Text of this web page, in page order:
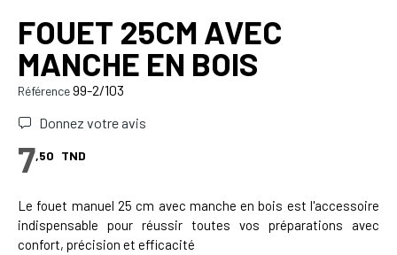
FOUET 25CM AVEC
MANCHE EN BOIS
Référence99-2/103
Donnez votre avis
7,50 TND
Le fouet manuel 25 cm avec manche en bois est l'accessoire
indispensable pour réussir toutes vos préparations avec
confort, précision et efficacité